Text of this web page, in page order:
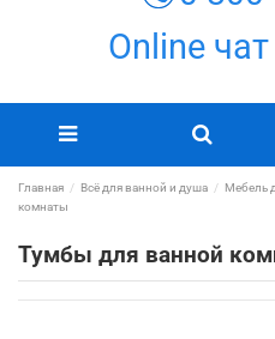
Online чат
Главная Всё для ванной и душа Мебель
комнаты
Тумбы для ванной